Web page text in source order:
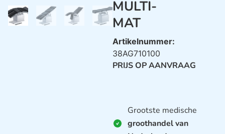
MULTI-
MAT
Artikelnummer:
38AG710100
PRIJS OP AANVRAAG
Grootste medische
groothandel van